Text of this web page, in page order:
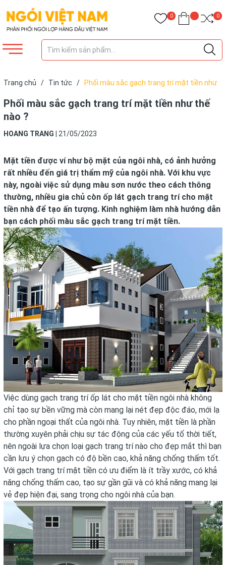
0 0
Trang chủ / Tin tức /
Phối màu sắc gạch trang trí mặt tiền như
Phối màu sắc gạch trang trí mặt tiền như thế
nào ?
HOANG TRANG 21/05/2023
Mặt tiền được ví như bộ mặt của ngôi nhà, có ảnh hưởng
rất nhiều đến giá trị thẩm mỹ của ngôi nhà. Với khu vực
này, ngoài việc sử dụng màu sơn nước theo cách thông
thường, nhiều gia chủ còn ốp lát gạch trang trí cho mặt
tiền nhà để tạo ấn tượng. Kinh nghiệm làm nhà hướng dẫn
bạn cách phối màu sắc gạch trang trí mặt tiền.
Việc dùng gạch trang trí ốp lát cho mặt tiền ngôi nhà không
chỉ tạo sự bền vững mà còn mang lại nét đẹp độc đáo, mới lạ
cho phần ngoại thất của ngôi nhà. Tuy nhiên, mặt tiền là phần
thường xuyên phải chịu sự tác động của các yếu tố thời tiết,
nên ngoài lựa chọn loại gạch trang trí nào cho đẹp mắt thì bạn
cần lưu ý chọn gạch có độ bền cao, khả năng chống thấm tốt.
Với gạch trang trí mặt tiền có ưu điểm là ít trầy xước, có khả
năng chống thấm cao, tạo sự gần gũi và có khả năng mang lại
vẻ đẹp hiện đại, sang trọng cho ngôi nhà của bạn.